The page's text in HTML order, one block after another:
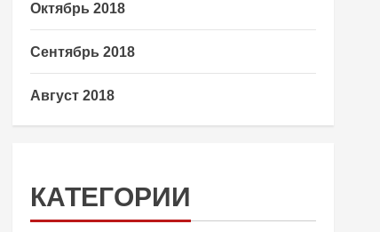
Октябрь 2018
Сентябрь 2018
Август 2018
КАТЕГОРИИ